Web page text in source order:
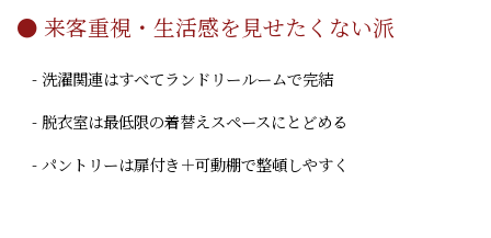
● 来客重視・生活感を見せたくない派
- 洗濯関連はすべてランドリールームで完結
- 脱衣室は最低限の着替えスペースにとどめる
- パントリーは扉付き＋可動棚で整頓しやすく